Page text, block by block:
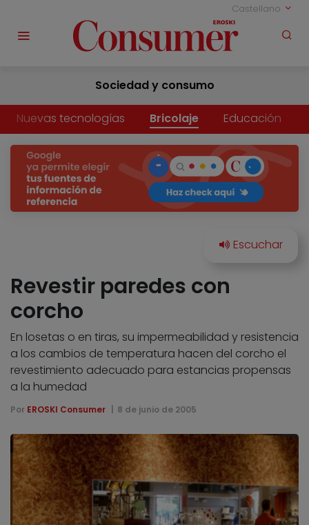
Castellano
Sociedad y consumo
Nuevas tecnologías Bricolaje Educación
Revestir paredes con
corcho
En losetas o en tiras, su impermeabilidad y resistencia
a los cambios de temperatura hacen del corcho el
revestimiento adecuado para estancias propensas
a la humedad
Por EROSKI Consumer 8 de junio de 2005